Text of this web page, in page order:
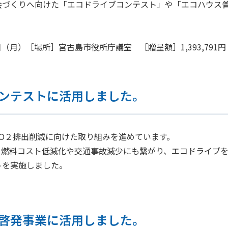
くりへ向けた「エコドライブコンテスト」や「エコハウス
月）［場所］宮古島市役所庁議室 ［贈呈額］1,393,791円
テストに活用しました。
排出削減に向けた取り組みを進めています。
料コスト低減化や交通事故減少にも繋がり、エコドライブ
実施しました。
発事業に活用しました。